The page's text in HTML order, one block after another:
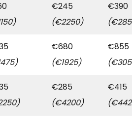
€245
(€2250)
€390
€680
(€1925)
€855
€285
(€4200)
€415